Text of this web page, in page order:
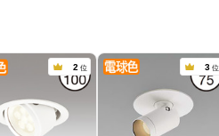
2 位 3 位